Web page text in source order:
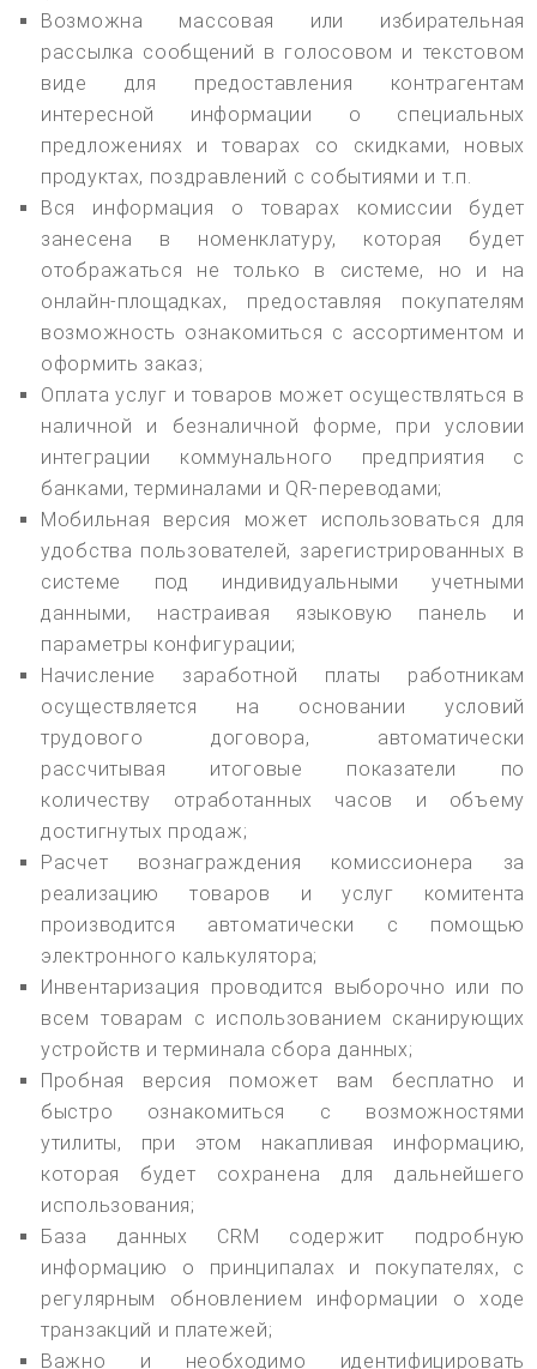
Возможна массовая или избирательная
рассылка сообщений в голосовом и текстовом
виде для предоставления контрагентам
интересной информации о специальных
предложениях и товарах со скидками, новых
продуктах, поздравлений с событиями и т.п.
Вся информация о товарах комиссии будет
занесена в номенклатуру, которая будет
отображаться не только в системе, но и на
онлайн-площадках, предоставляя покупателям
возможность ознакомиться с ассортиментом и
оформить заказ;
Оплата услуг и товаров может осуществляться в
наличной и безналичной форме, при условии
интеграции коммунального предприятия с
банками, терминалами и QR-переводами;
Мобильная версия может использоваться для
удобства пользователей, зарегистрированных в
системе под индивидуальными учетными
данными, настраивая языковую панель и
параметры конфигурации;
Начисление заработной платы работникам
осуществляется на основании условий
трудового договора, автоматически
рассчитывая итоговые показатели по
количеству отработанных часов и объему
достигнутых продаж;
Расчет вознаграждения комиссионера за
реализацию товаров и услуг комитента
производится автоматически с помощью
электронного калькулятора;
Инвентаризация проводится выборочно или по
всем товарам с использованием сканирующих
устройств и терминала сбора данных;
Пробная версия поможет вам бесплатно и
быстро ознакомиться с возможностями
утилиты, при этом накапливая информацию,
которая будет сохранена для дальнейшего
использования;
База данных CRM содержит подробную
информацию о принципалах и покупателях, с
регулярным обновлением информации о ходе
транзакций и платежей;
Важно и необходимо идентифицировать